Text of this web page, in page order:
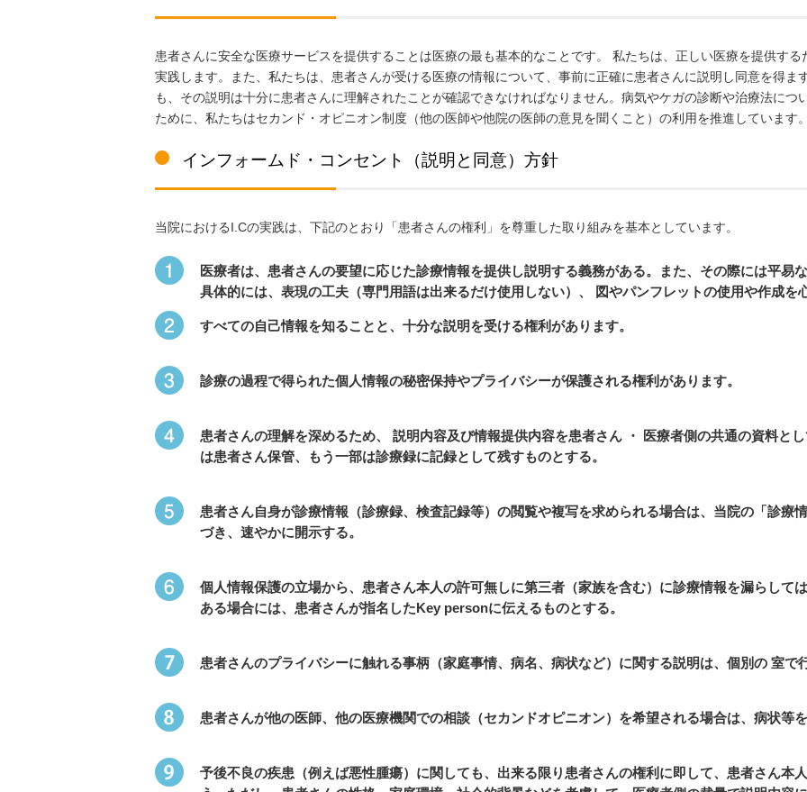
患者さんに安全な医療サービスを提供することは医療の最も基本的なことです。 私たちは、正しい医療を提供す
実践します。また、私たちは、患者さんが受ける医療の情報について、事前に正確に患者さんに説明し同意を得ま
も、その説明は十分に患者さんに理解されたことが確認できなければなりません。病気やケガの診断や治療法につ
ために、私たちはセカンド・オピニオン制度（他の医師や他院の医師の意見を聞くこと）の利用を推進しています
インフォームド・コンセント（説明と同意）方針
当院におけるI.Cの実践は、下記のとおり「患者さんの権利」を尊重した取り組みを基本としています。
医療者は、患者さんの要望に応じた診療情報を提供し説明する義務がある。また、その際には平易
具体的には、表現の工夫（専門用語は出来るだけ使用しない）、 図やパンフレットの使用や作成を
すべての自己情報を知ることと、十分な説明を受ける権利があります。
診療の過程で得られた個人情報の秘密保持やプライバシーが保護される権利があります。
患者さんの理解を深めるため、 説明内容及び情報提供内容を患者さん ・ 医療者側の共通の資料と
は患者さん保管、もう一部は診療録に記録として残すものとする。
患者さん自身が診療情報（診療録、検査記録等）の閲覧や複写を求められる場合は、当院の「診療
づき、速やかに開示する。
個人情報保護の立場から、患者さん本人の許可無しに第三者（家族を含む）に診療情報を漏らして
ある場合には、患者さんが指名したKey personに伝えるものとする。
患者さんのプライバシーに触れる事柄（家庭事情、病名、病状など）に関する説明は、個別の 室で
患者さんが他の医師、他の医療機関での相談（セカンドオピニオン）を希望される場合は、病状等
予後不良の疾患（例えば悪性腫瘍）に関しても、出来る限り患者さんの権利に即して、患者さん本